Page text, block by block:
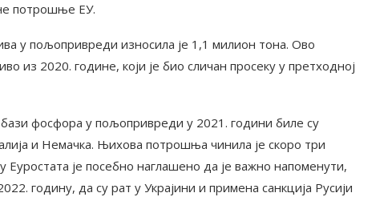
потрошње ЕУ.
у пољопривреди износила је 1,1 милион тона. Ово
из 2020. године, који је био сличан просеку у претходној
фосфора у пољопривреди у 2021. години биле су
и Немачка. Њихова потрошња чинила је скоро три
је посебно наглашено да је важно напоменути,
годину, да су рат у Украјини и примена санкција Русији